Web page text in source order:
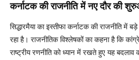
कर्नाटक की राजनीति में नए दौर की
सिद्धारमैया का इस्तीफा कर्नाटक की राजनीति में
रहा है। राजनीतिक विश्लेषकों का कहना है कि
राष्ट्रीय रणनीति को ध्यान में रखते हुए यह बदलाव